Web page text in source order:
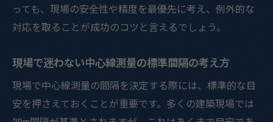
っても、現場の安全性や精度を最優先に考え、例外的な
対応を取ることが成功のコツと言えるでしょう。
現場で迷わない中心線測量の標準間隔の考え方
現場で中心線測量の間隔を決定する際には、標準的な目
安を押さえておくことが重要です。多くの建築現場では